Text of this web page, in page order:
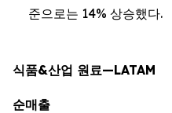
준으로는 14% 상승했다.
식품&산업 원료—LATAM
순매출